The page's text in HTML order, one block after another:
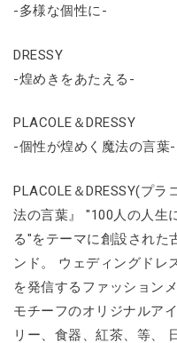
-多様な個性に-
DRESSY
-煌めきをあたえる-
PLACOLE＆DRESSY
-個性が煌めく魔法の言葉-
PLACOLE＆DRESSY(プ
法の言葉』 "100人の人生
る"をテーマに創設された
ンド。 ウェディングドレ
を発信するファッション
モチーフのオリジナルア
リー、食器、紅茶、等、